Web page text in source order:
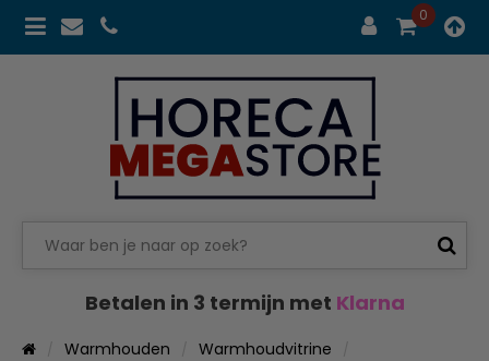
0
Betalen in 3 termijn met Klarna
Warmhouden
Warmhoudvitrine